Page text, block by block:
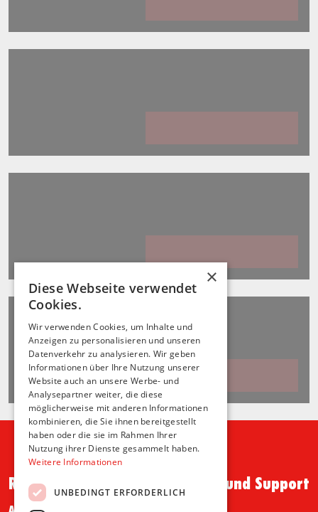
Recht und Ordnung Hilfe und Support
×
Diese Webseite verwendet
Cookies.
Wir verwenden Cookies, um Inhalte und
Anzeigen zu personalisieren und unseren
Datenverkehr zu analysieren. Wir geben
Informationen über Ihre Nutzung unserer
Website auch an unsere Werbe- und
Analysepartner weiter, die diese
möglicherweise mit anderen Informationen
kombinieren, die Sie ihnen bereitgestellt
haben oder die sie im Rahmen Ihrer
Nutzung ihrer Dienste gesammelt haben.
Weitere Informationen
UNBEDINGT ERFORDERLICH